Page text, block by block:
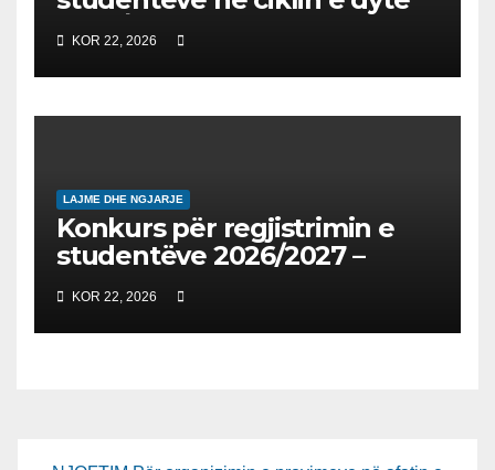
2026/2027 – Конкурс за
запишување на студенти
на втор циклус студии за
2026/2027
KOR 22, 2026
LAJME DHE NGJARJE
Konkurs për regjistrimin e
studentëve 2026/2027 –
Конкурс за запишување на
студенти за 2026/2027
KOR 22, 2026